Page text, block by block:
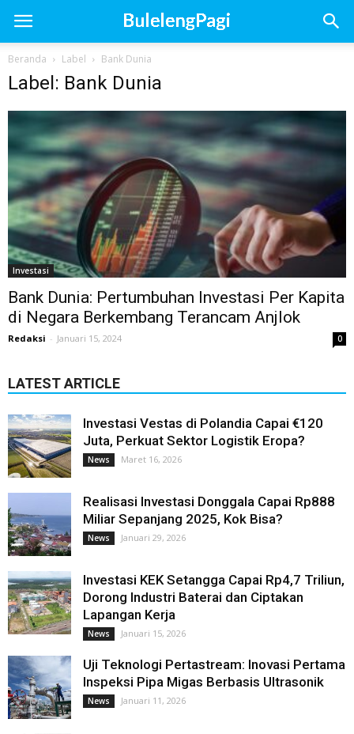
Beranda Label Bank Dunia
Label: Bank Dunia
Investasi
Bank Dunia: Pertumbuhan Investasi Per Kapita
di Negara Berkembang Terancam Anjlok
Redaksi - Januari 15, 2024 0
LATEST ARTICLE
Investasi Vestas di Polandia Capai €120
Juta, Perkuat Sektor Logistik Eropa?
News Maret 16, 2026
Realisasi Investasi Donggala Capai Rp888
Miliar Sepanjang 2025, Kok Bisa?
News Januari 29, 2026
Investasi KEK Setangga Capai Rp4,7 Triliun,
Dorong Industri Baterai dan Ciptakan
Lapangan Kerja
News Januari 15, 2026
Uji Teknologi Pertastream: Inovasi Pertama
Inspeksi Pipa Migas Berbasis Ultrasonik
News Januari 11, 2026